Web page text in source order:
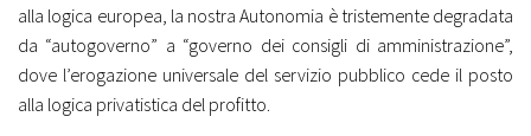
alla logica europea, la nostra Autonomia è tristemente degradata
da “autogoverno” a “governo dei consigli di amministrazione”,
dove l’erogazione universale del servizio pubblico cede il posto
alla logica privatistica del profitto.